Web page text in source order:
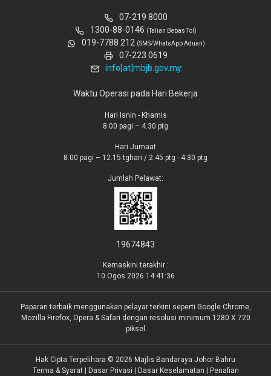
07-219 8000
1300-88-0146 (Talian Bebas Tol)
019-7788 212 (SMS/WhatsApp Aduan)
07-223 0619
info[at]mbjb.gov.my
Waktu Operasi pada Hari Bekerja
Hari Isnin - Khamis
8.00 pagi – 4.30 ptg
Hari Jumaat
8.00 pagi – 12.15 tghari / 2.45 ptg - 4.30 ptg
Jumlah Pelawat:
19674843
Kemaskini terakhir :
10 Ogos 2026 14:41:36
Paparan terbaik menggunakan pelayar terkini seperti Google Chrome,
Mozilla Firefox, Opera & Safari dengan resolusi minimum 1280 X 720
piksel
Hak Cipta Terpelihara © 2026 Majlis Bandaraya Johor Bahru
Terma & Syarat| Dasar Privasi Dasar Keselamatan Penafian